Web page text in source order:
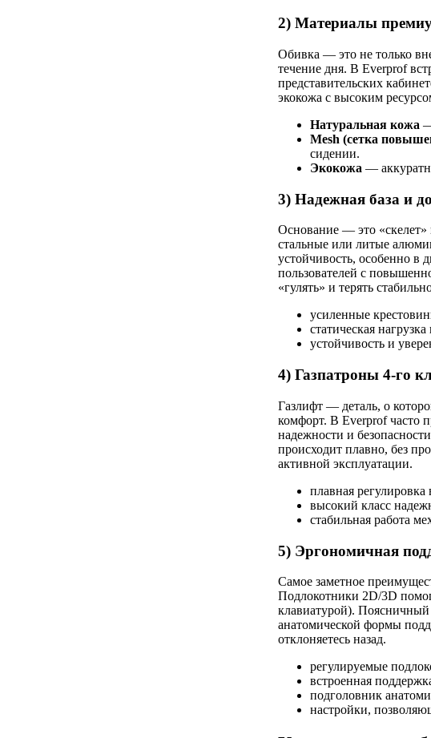
2) Материалы
Обивка — это не только
течение дня. В Everprof
представительских
экокожа с высоким
Натуральная кожа
Mesh (сетка
сидении.
Экокожа —
3) Надежная база и
Основание — это «скелет»
стальные или литые
устойчивость, особенно в
пользователей с
«гулять» и терять
усиленные
статическая
устойчивость и
4) Газпатроны 4-го
Газлифт — деталь, о
комфорт. В Everprof часто
надежности и
происходит плавно, без
активной эксплуатации.
плавная
высокий класс
стабильная работа
5) Эргономичная
Самое заметное
Подлокотники 2D/3D
клавиатурой).
анатомической формы
отклоняетесь назад.
регулируемые
встроенная
подголовник
настройки,